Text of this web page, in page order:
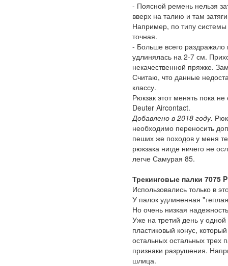
- Поясной ремень нельзя
вверх на талию и там
Например, по типу системы
точная.
- Больше всего
удлинялась на 2-7 см.
некачественной пряжке.
Считаю, что данные
классу.
Рюкзак этот менять пока
Deuter Aircontact.
Добавлено в 2018 году.
необходимо переносить
пеших же походов у меня
рюкзака нигде ничего не
легче Самурая 85.
Трекинговые палки 7075
Использовались только в
У палок удлиненная
Но очень низкая
Уже на третий день у
пластиковый конус,
остальных остальных трех
признаки разрушения.
шлица.